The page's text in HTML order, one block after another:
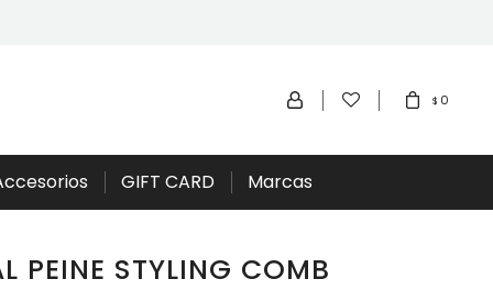
GIFT CARD Marcas
$ 0
PEINE STYLING COMB